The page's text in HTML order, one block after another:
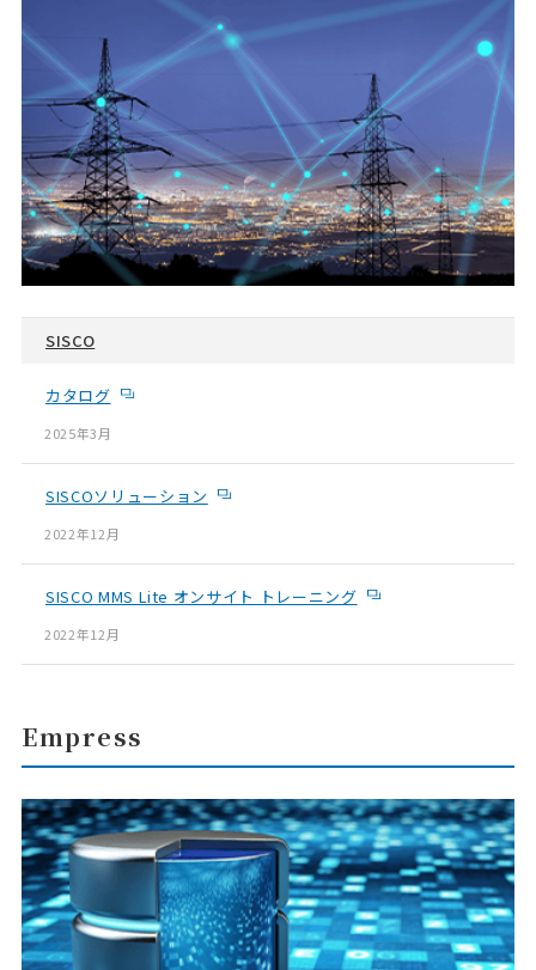
SISCO
カタログ
2025年3月
SISCOソリューション
2022年12月
SISCO MMS Lite オンサイト トレーニング
2022年12月
Empress